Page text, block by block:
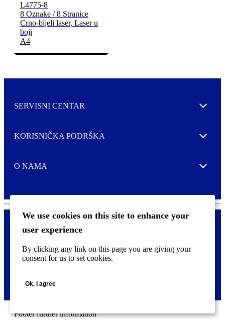
We use cookies on this site to enhance your
user experience
By clicking any link on this page you are giving your
consent for us to set cookies.
Ok, I agree
L4775-8
8 Oznake / 8 Stranice
Crno-bijeli laser, Laser u
boji
A4
SERVISNI CENTAR Expand
KORISNIČKA PODRŠKA Expand
O NAMA Expand
o
n
Pravne i tzv. Cookie obavijesti
Footer further information